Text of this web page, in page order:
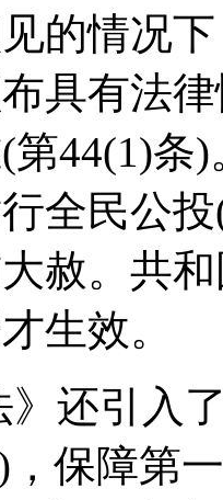
的情况
具有法
第44(1)条
全民公
赦。共
生效。
》还引入
，保障第